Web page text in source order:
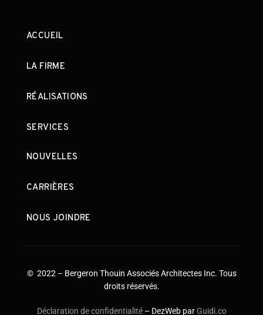
ACCUEIL
LA FIRME
RÉALISATIONS
SERVICES
NOUVELLES
CARRIÈRES
NOUS JOINDRE
© 2022 – Bergeron Thouin Associés Architectes Inc. Tous
droits réservés.
Déclaration de confidentialité– DezWeb par Guidi.co